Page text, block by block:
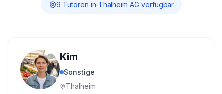
9 Tutoren in Thalheim AG verfügbar
Kim
Sonstige
Thalheim